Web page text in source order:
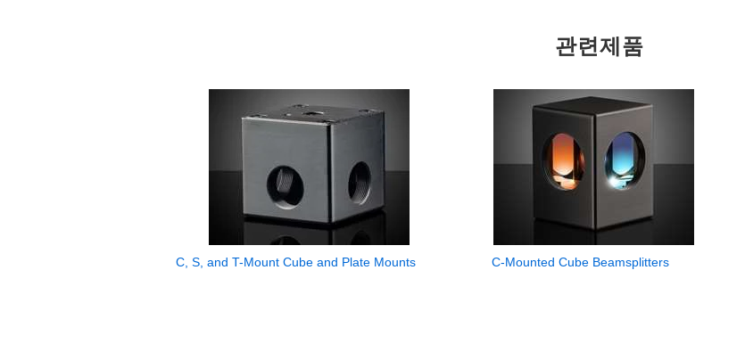
관련제품
C, S, and T-Mount Cube and Plate Mounts C-Mounted Cube Beamsplitters